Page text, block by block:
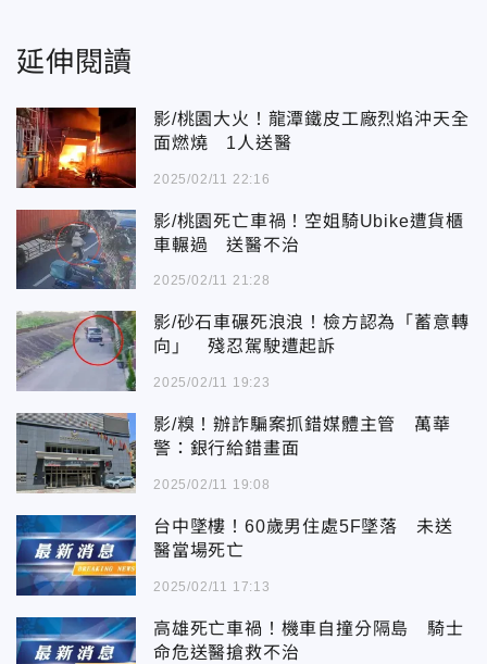
延伸閱讀
影/桃園大火！龍潭鐵皮工廠烈焰沖天全
面燃燒 1人送醫
2025/02/11 22:16
影/桃園死亡車禍！空姐騎Ubike遭貨櫃
車輾過 送醫不治
2025/02/11 21:28
影/砂石車碾死浪浪！檢方認為「蓄意轉
向」 殘忍駕駛遭起訴
2025/02/11 19:23
影/糗！辦詐騙案抓錯媒體主管 萬華
警：銀行給錯畫面
2025/02/11 19:08
台中墜樓！60歲男住處5F墜落 未送
醫當場死亡
2025/02/11 17:13
高雄死亡車禍！機車自撞分隔島 騎士
命危送醫搶救不治